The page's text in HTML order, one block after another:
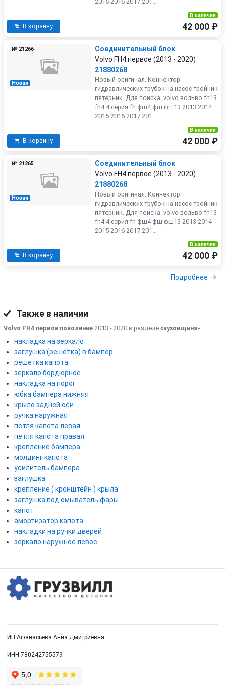
В корзину
В наличии
42 000 ₽
Новая
№ 21266
Соединительный блок
Volvo FH4 первое (2013 - 2020)
21880268
Новый оригинал. Коннектор
гидравлических трубок на насос тройник
пятерник. Для поиска: volvo вольво fh13
fh4 4 серия fh фш4 фш фш13 2013 2014
2015 2016 2017 201...
В корзину
В наличии
42 000 ₽
Новая
№ 21265
Соединительный блок
Volvo FH4 первое (2013 - 2020)
21880268
Новый оригинал. Коннектор
гидравлических трубок на насос тройник
пятерник. Для поиска: volvo вольво fh13
fh4 4 серия fh фш4 фш фш13 2013 2014
2015 2016 2017 201...
В корзину
В наличии
42 000 ₽
Подробнее
Также в наличии
Volvo FH4 первое поколение 2013 - 2020 в разделе «кузовщина»
накладка на зеркало
заглушка (решетка) в бампер
решетка капота
зеркало бордюрное
накладка на порог
юбка бампера нижняя
крыло задней оси
ручка наружная
петля капота левая
петля капота правая
крепление бампера
молдинг капота
усилитель бампера
заглушка
крепление ( кронштейн ) крыла
заглушка под омыватель фары
капот
амортизатор капота
накладки на ручки дверей
зеркало наружное левое
ИП Афанасьева Анна Дмитриевна
ИНН 780242755579